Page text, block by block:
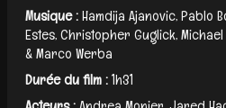
Musique :Hamdija Ajanovic, Pablo
Estes, Christopher Guglick,
& Marco Werba
Durée du film :1h31